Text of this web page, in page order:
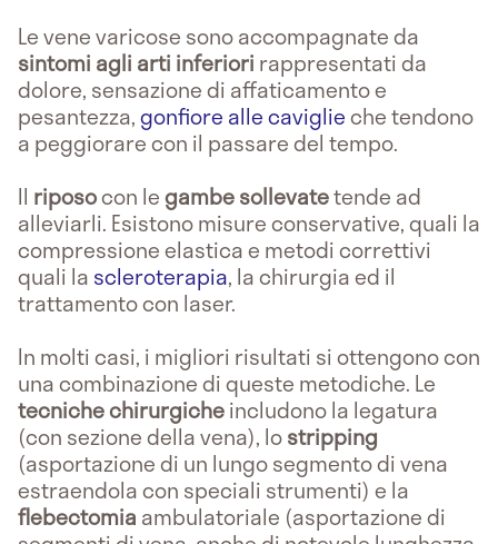
Le vene varicose sono accompagnate da
sintomi agli arti inferiori rappresentati da
dolore, sensazione di affaticamento e
pesantezza,gonfiore alle caviglieche tendono
a peggiorare con il passare del tempo.
Il riposocon legambe sollevatetende ad
alleviarli. Esistono misure conservative, quali la
compressione elastica e metodi correttivi
quali la scleroterapia, la chirurgia ed il
trattamento con laser.
In molti casi, i migliori risultati si ottengono con
una combinazione di queste metodiche. Le
tecniche chirurgicheincludono la legatura
(con sezione della vena), lostripping
(asportazione di un lungo segmento di vena
estraendola con speciali strumenti) e la
flebectomia ambulatoriale (asportazione di